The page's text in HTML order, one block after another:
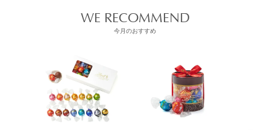
WE RECOMMEND
今月のおすすめ